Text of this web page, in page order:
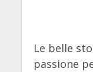
Le belle
passione